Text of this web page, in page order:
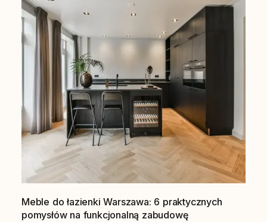
Meble do łazienki Warszawa: 6 praktycznych
pomysłów na funkcjonalną zabudowę